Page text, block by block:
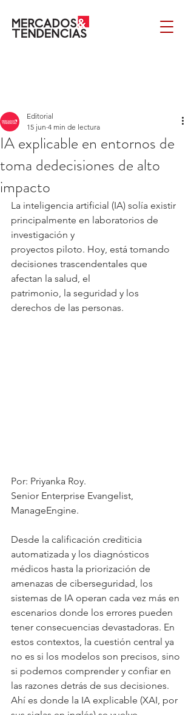
IA explicable en entornos de
toma dedecisiones de alto
impacto
Editorial
15 jun 4 min de lectura
La inteligencia artificial (IA) solía existir
principalmente en laboratorios de
investigación y
proyectos piloto. Hoy, está tomando
decisiones trascendentales que
afectan la salud, el
patrimonio, la seguridad y los
derechos de las personas.
Por: Priyanka Roy.
Senior Enterprise Evangelist,
ManageEngine.
Desde la calificación crediticia
automatizada y los diagnósticos
médicos hasta la priorización de
amenazas de ciberseguridad, los
sistemas de IA operan cada vez más en
escenarios donde los errores pueden
tener consecuencias devastadoras. En
estos contextos, la cuestión central ya
no es si los modelos son precisos, sino
si podemos comprender y confiar en
las razones detrás de sus decisiones.
Ahí es donde la IA explicable (XAI, por